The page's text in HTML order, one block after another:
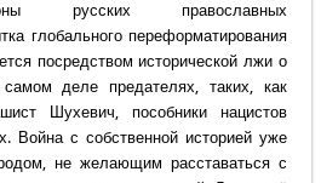
русских православных
глобального переформатирования
посредством исторической лжи о
деле предателях, таких, как
Шухевич, пособники нацистов
Война с собственной историей уже
не желающим расставаться с